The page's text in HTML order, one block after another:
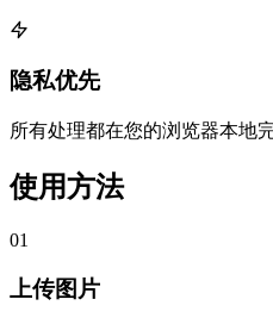
隐私优先
所有处理都在您的浏览器本地
使用方法
01
上传图片